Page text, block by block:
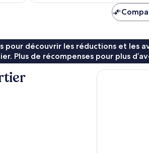
de
98 €
pour découvrir les réductions et les
Plus de récompenses pour plus